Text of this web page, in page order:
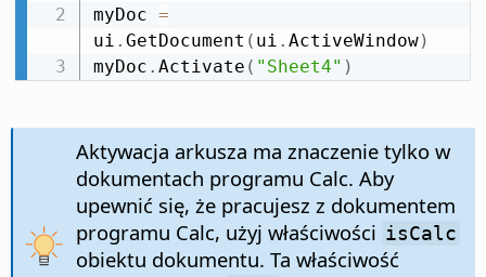
myDoc =
ui . GetDocument ( ui . ActiveWindow)
myDoc . Activate ( "Sheet4" )
Aktywacja arkusza ma znaczenie tylko w
dokumentach programu Calc. Aby
upewnić się, że pracujesz z dokumentem
programu Calc, użyj właściwości isCalc
obiektu dokumentu. Ta właściwość